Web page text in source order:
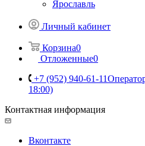
Ярославль
Личный кабинет
Корзина0
Отложенные0
+7 (952) 940-61-11
18:00)
Контактная информация
Вконтакте